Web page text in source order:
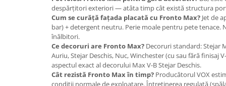
despărțitori exteriori — atâta timp cât există structura
Cum se curăță fațada placată cu Fronto Max? Jet de
bar) + detergent neutru. Perie moale pentru pete tenace.
înălbitori.
Ce decoruri are Fronto Max? Decoruri standard: Stejar
Auriu, Stejar Deschis, Nuc, Winchester (cu sau fără finisaj
aspectul exact al decorului Max V-B Stejar Deschis.
Cât rezistă Fronto Max în timp? Producătorul VOX
condiții normale de exploatare. Întreținerea regulată